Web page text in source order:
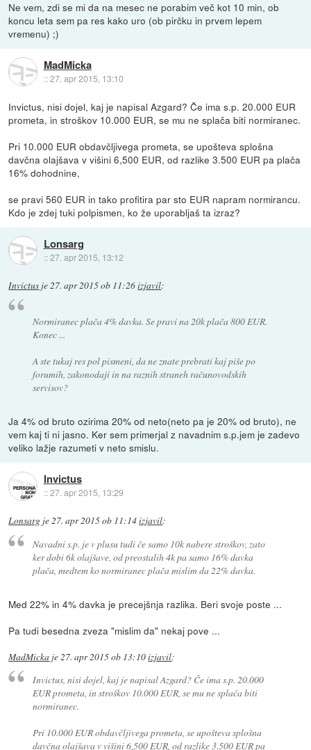
Ne vem, zdi se mi da na mesec ne porabim več kot 10 min, ob
koncu leta sem pa res kako uro (ob pirčku in prvem lepem
vremenu) ;)
MadMicka
::27. apr 2015, 13:10
Invictus, nisi dojel, kaj je napisal Azgard? Če ima s.p. 20.000 EUR
prometa, in stroškov 10.000 EUR, se mu ne splača biti normiranec.
Pri 10.000 EUR obdavčljivega prometa, se upošteva splošna
davčna olajšava v višini 6,500 EUR, od razlike 3.500 EUR pa plača
16% dohodnine,
se pravi 560 EUR in tako profitira par sto EUR napram normirancu.
Kdo je zdej tuki polpismen, ko že uporabljaš ta izraz?
Lonsarg
::27. apr 2015, 13:12
Invictus je27. apr 2015 ob 11:26izjavil:
Normiranec plača 4% davka. Se pravi na 20k plača 800 EUR.
Konec ...
A ste tukaj res pol pismeni, da ne znate prebrati kaj piše po
forumih, zakonodaji in na raznih straneh računovodskih
servisov?
Ja 4% od bruto ozirima 20% od neto(neto pa je 20% od bruto), ne
vem kaj ti ni jasno. Ker sem primerjal z navadnim s.p.jem je zadevo
veliko lažje razumeti v neto smislu.
Invictus
::27. apr 2015, 13:29
Lonsarg je27. apr 2015 ob 11:14izjavil:
Navadni s.p. je v plusu tudi če samo 10k nabere stroškov, zato
ker dobi 6k olajšave, od preostalih 4k pa samo 16% davka
plača, medtem ko normiranec plača mislim da 22% davka.
Med 22% in 4% davka je precejšnja razlika. Beri svoje poste ...
Pa tudi besedna zveza "mislim da" nekaj pove ...
MadMicka je27. apr 2015 ob 13:10izjavil:
Invictus, nisi dojel, kaj je napisal Azgard? Če ima s.p. 20.000
EUR prometa, in stroškov 10.000 EUR, se mu ne splača biti
normiranec.
Pri 10.000 EUR obdavčljivega prometa, se upošteva splošna
davčna olajšava v višini 6,500 EUR, od razlike 3.500 EUR pa